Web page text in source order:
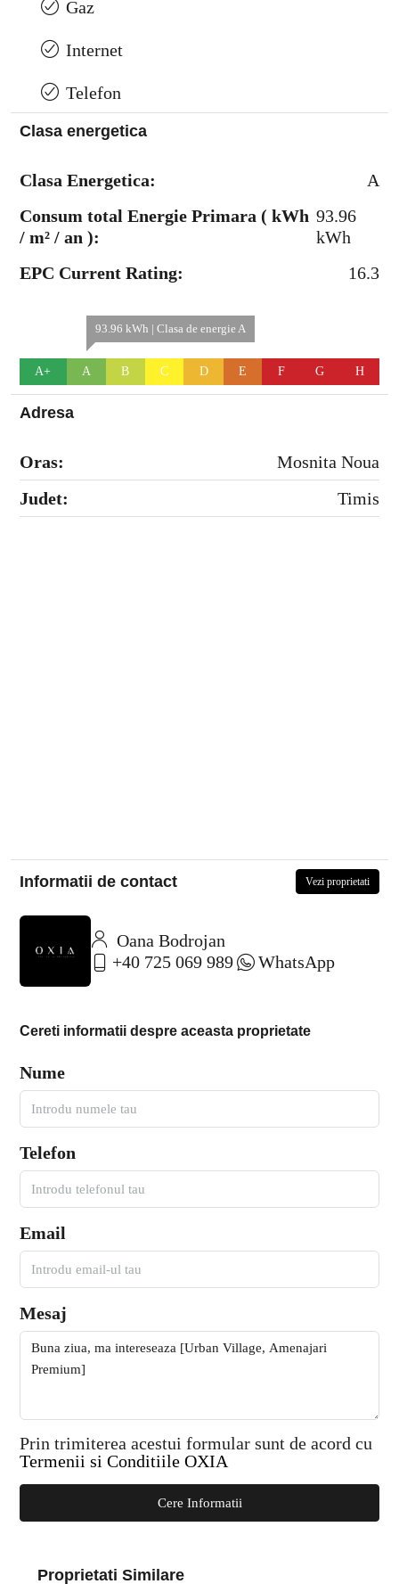
Gaz
Internet
Telefon
Clasa energetica
Clasa Energetica:
A
Consum total Energie Primara ( kWh
/ m² / an ):
93.96
kWh
EPC Current Rating:
16.3
A+
93.96 kWh | Clasa de energie A
A B C D E F G H
Adresa
Oras:
Mosnita Noua
Judet:
Timis
Informatii de contact Vezi proprietati
Oana Bodrojan
+40 725 069 989
WhatsApp
Cereti informatii despre aceasta proprietate
Nume
Telefon
Email
Mesaj
Prin trimiterea acestui formular sunt de acord cu
Termenii si Conditiile OXIA
Cere Informatii
Proprietati Similare